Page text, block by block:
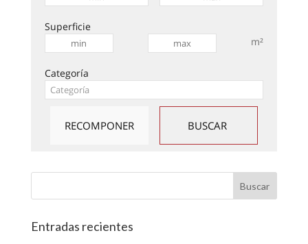
Superficie
m²
Categoría
Entradas recientes